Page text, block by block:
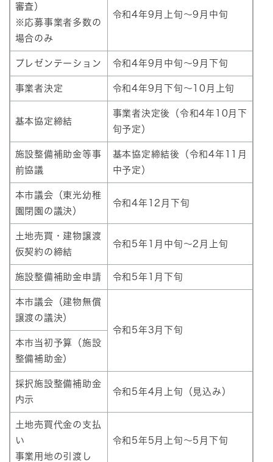
審査）
※応募事業者多数の
場合のみ
令和4年9月上旬～9月中旬
プレゼンテーション 令和4年9月中旬～9月下旬
事業者決定 令和4年9月下旬～10月上旬
基本協定締結
事業者決定後（令和4年10月下
旬予定）
施設整備補助金等事
前協議
基本協定締結後（令和4年11月
中予定）
本市議会（東光幼稚
園閉園の議決）
令和4年12月下旬
土地売買・建物譲渡
仮契約の締結
令和5年1月中旬～2月上旬
施設整備補助金申請 令和5年1月下旬
本市議会（建物無償
譲渡の議決）
令和5年3月下旬
本市当初予算（施設
整備補助金）
採択施設整備補助金
内示
令和5年4月上旬（見込み）
土地売買代金の支払
い
事業用地の引渡し
令和5年5月上旬～5月下旬